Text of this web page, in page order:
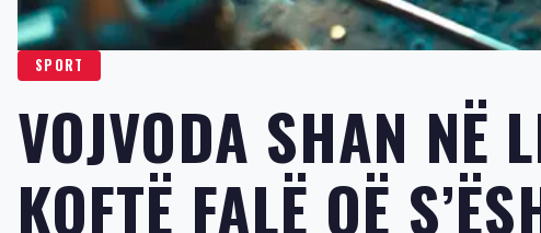
SPORT
VOJVODA SHAN NË
KOFTË FALË QË